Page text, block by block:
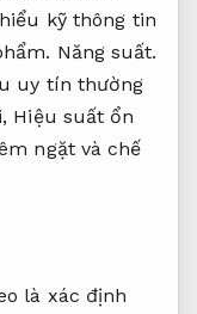
kỹ thông tin
Năng suất.
uy tín thường
Hiệu suất ổn
ngặt và chế
là xác định